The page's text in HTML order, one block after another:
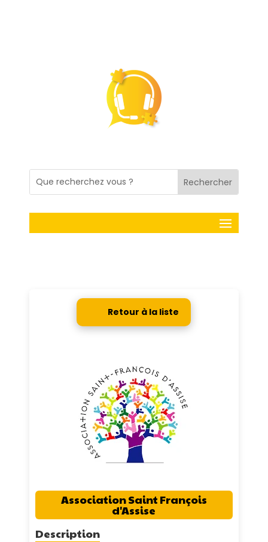
Retour à la liste
Association Saint François
d'Assise
Description